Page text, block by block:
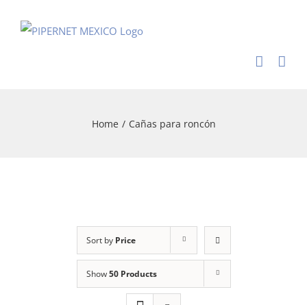
Home / Cañas para roncón
Sort by Price
Show50 Products